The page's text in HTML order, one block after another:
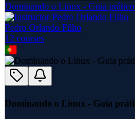
Dominando o Linux - Guia
Pedro Orlando Filho
12 courses
Dominando o Linux - Guia